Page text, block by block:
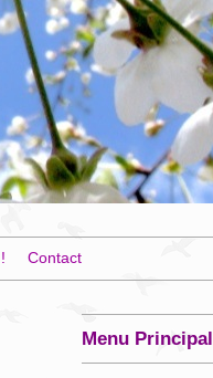
Contact
Menu Principal